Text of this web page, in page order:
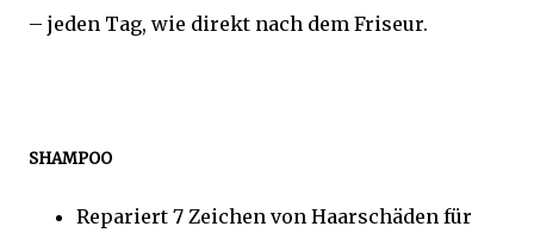
– jeden Tag, wie direkt nach dem Friseur.
SHAMPOO
Repariert 7 Zeichen von Haarschäden für